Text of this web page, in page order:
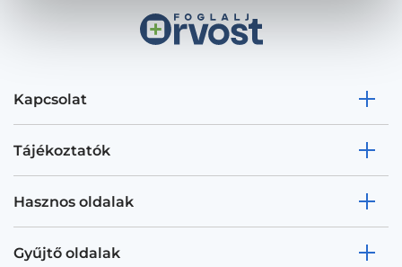
Kapcsolat
Tájékoztatók
Hasznos oldalak
Gyűjtő oldalak